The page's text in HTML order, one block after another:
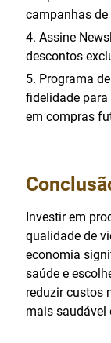
campanhas
Assine
descontos
Programa
fidelidade
em compras
Investir em
qualidade de
economia
saúde e
reduzir custos
mais saudável